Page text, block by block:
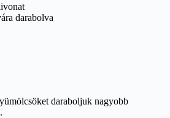
darabolva
daraboljuk nagyobb